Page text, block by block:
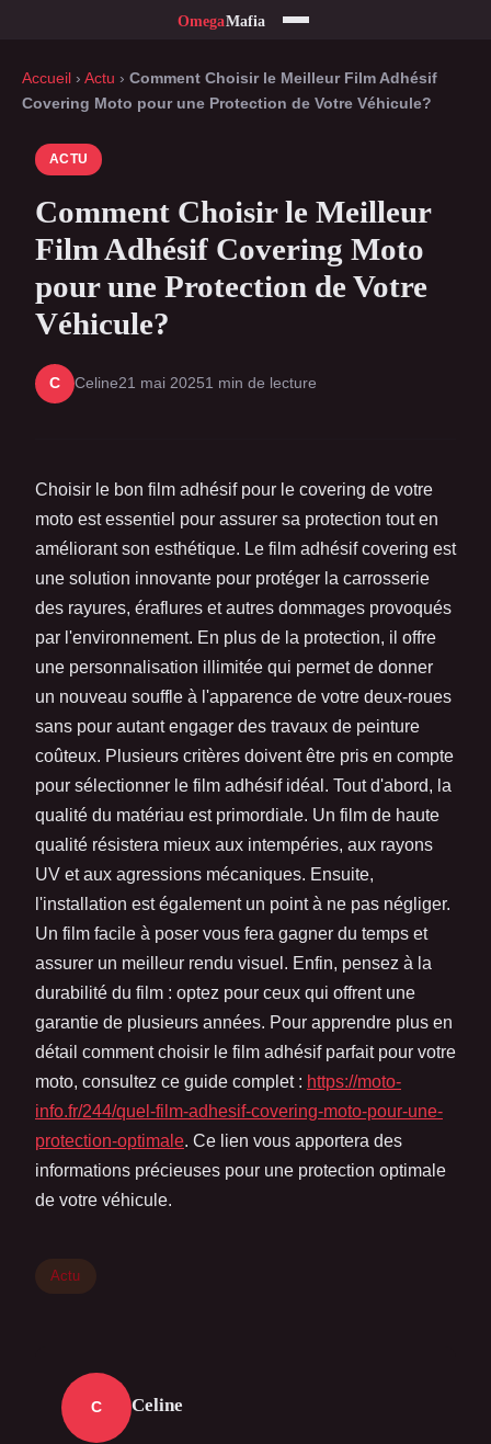
Accueil › Actu › Comment Choisir le Meilleur Film Adhésif
Covering Moto pour une Protection de Votre Véhicule?
ACTU
Comment Choisir le Meilleur
Film Adhésif Covering Moto
pour une Protection de Votre
Véhicule?
C Celine21 mai 20251 min de lecture
Choisir le bon film adhésif pour le covering de votre
moto est essentiel pour assurer sa protection tout en
améliorant son esthétique. Le film adhésif covering est
une solution innovante pour protéger la carrosserie
des rayures, éraflures et autres dommages provoqués
par l'environnement. En plus de la protection, il offre
une personnalisation illimitée qui permet de donner
un nouveau souffle à l'apparence de votre deux-roues
sans pour autant engager des travaux de peinture
coûteux. Plusieurs critères doivent être pris en compte
pour sélectionner le film adhésif idéal. Tout d'abord, la
qualité du matériau est primordiale. Un film de haute
qualité résistera mieux aux intempéries, aux rayons
UV et aux agressions mécaniques. Ensuite,
l'installation est également un point à ne pas négliger.
Un film facile à poser vous fera gagner du temps et
assurer un meilleur rendu visuel. Enfin, pensez à la
durabilité du film : optez pour ceux qui offrent une
garantie de plusieurs années. Pour apprendre plus en
détail comment choisir le film adhésif parfait pour votre
moto, consultez ce guide complet : https://moto-
info.fr/244/quel-film-adhesif-covering-moto-pour-une-
protection-optimale. Ce lien vous apportera des
informations précieuses pour une protection optimale
de votre véhicule.
Actu
C Celine